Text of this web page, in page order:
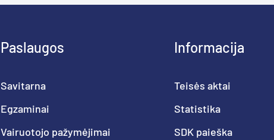
Paslaugos
Savitarna
Egzaminai
Vairuotojo pažymėjimai
Informacija
Teisės aktai
Statistika
SDK paieška